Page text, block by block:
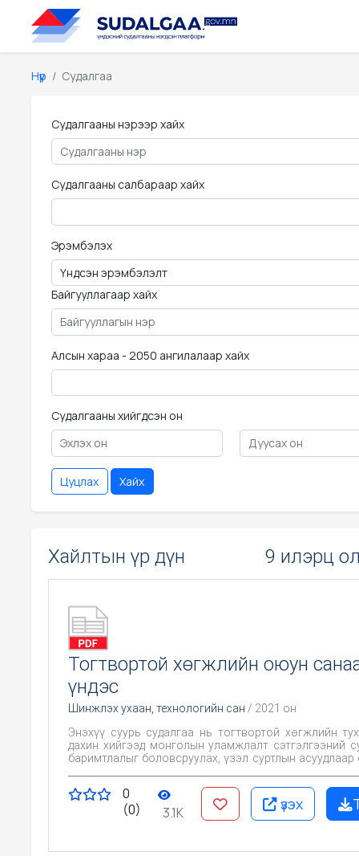
Нүүр Судалгаа
Судалгааны нэрээр хайх
Судалгааны салбараар хайх
Эрэмбэлэх
Байгууллагаар хайх
Алсын хараа - 2050 ангилалаар хайх
Судалгааны хийгдсэн он
Цуцлах Хайх
Хайлтын үр дүн 9 илэрц
Тогтвортой хөгжлийн оюун
үндэс
Шинжлэх ухаан, технологийн сан / 2021 он
Энэхүү суурь судалгаа нь тогтвортой хөгжлийн
дахин хийгээд монголын уламжлалт сэтгэлгээний
баримтлалыг боловсруулах, үзэл суртлын асуудлаар
оюун сэтгэлгээний, ёс журам ба шударга ёсны,
бодит мэдлэгийн, хүмүүнлэгийн болон соёл
үндэслэлүүдийг боловсруулж төрийнудирдлагад
0
(0)
3.1K үзэх